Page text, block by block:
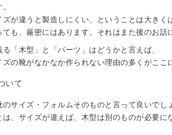
が違うと製造しにくい、ということは大きく
ても、厳密にはあります。それはまた後のお話
る「木型」と「パーツ」はどうかと言えば、
ズの靴がなかなか作られない理由の多くがここ
いて
のサイズ・フォルムそのものと言って良いでし
は、サイズが違えば、木型は別のものが必要に